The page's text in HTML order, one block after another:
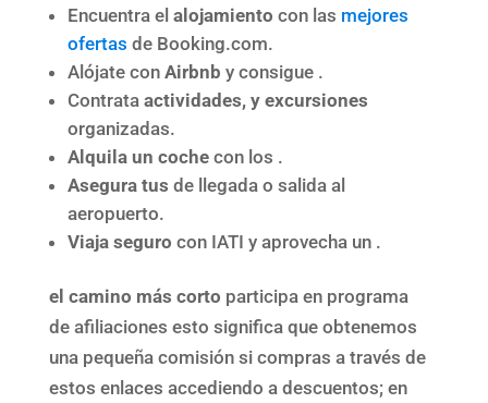
Encuentra el alojamiento con las mejores
ofertas de Booking.com.
Alójate con Airbnb y consigue .
Contrata actividades, y excursiones
organizadas.
Alquila un cochecon los .
Asegura tus de llegada o salida al
aeropuerto.
Viaja seguro con IATI y aprovecha un .
el camino más corto participa en programa
de afiliaciones esto significa que obtenemos
una pequeña comisión si compras a través de
estos enlaces accediendo a descuentos; en